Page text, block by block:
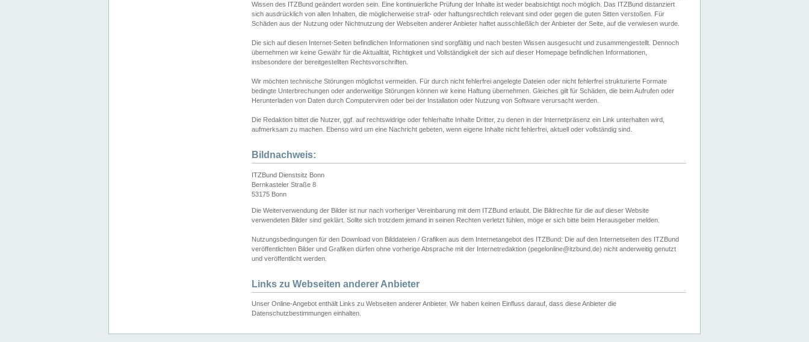
Wissen des ITZBund geändert worden sein. Eine kontinuierliche Prüfung der Inhalte ist weder beabsichtigt noch möglich. Das ITZBund distanziert
sich ausdrücklich von allen Inhalten, die möglicherweise straf- oder haftungsrechtlich relevant sind oder gegen die guten Sitten verstoßen. Für
Schäden aus der Nutzung oder Nichtnutzung der Webseiten anderer Anbieter haftet ausschließlich der Anbieter der Seite, auf die verwiesen wurde.
Die sich auf diesen Internet-Seiten befindlichen Informationen sind sorgfältig und nach besten Wissen ausgesucht und zusammengestellt. Dennoch
übernehmen wir keine Gewähr für die Aktualität, Richtigkeit und Vollständigkeit der sich auf dieser Homepage befindlichen Informationen,
insbesondere der bereitgestellten Rechtsvorschriften.
Wir möchten technische Störungen möglichst vermeiden. Für durch nicht fehlerfrei angelegte Dateien oder nicht fehlerfrei strukturierte Formate
bedingte Unterbrechungen oder anderweitige Störungen können wir keine Haftung übernehmen. Gleiches gilt für Schäden, die beim Aufrufen oder
Herunterladen von Daten durch Computerviren oder bei der Installation oder Nutzung von Software verursacht werden.
Die Redaktion bittet die Nutzer, ggf. auf rechtswidrige oder fehlerhafte Inhalte Dritter, zu denen in der Internetpräsenz ein Link unterhalten wird,
aufmerksam zu machen. Ebenso wird um eine Nachricht gebeten, wenn eigene Inhalte nicht fehlerfrei, aktuell oder vollständig sind.
Bildnachweis:
ITZBund Dienstsitz Bonn
Bernkasteler Straße 8
53175 Bonn
Die Weiterverwendung der Bilder ist nur nach vorheriger Vereinbarung mit dem ITZBund erlaubt. Die Bildrechte für die auf dieser Website
verwendeten Bilder sind geklärt. Sollte sich trotzdem jemand in seinen Rechten verletzt fühlen, möge er sich bitte beim Herausgeber melden.
Nutzungsbedingungen für den Download von Bilddateien / Grafiken aus dem Internetangebot des ITZBund: Die auf den Internetseiten des ITZBund
veröffentlichten Bilder und Grafiken dürfen ohne vorherige Absprache mit der Internetredaktion (pegelonline@itzbund.de) nicht anderweitig genutzt
und veröffentlicht werden.
Links zu Webseiten anderer Anbieter
Unser Online-Angebot enthält Links zu Webseiten anderer Anbieter. Wir haben keinen Einfluss darauf, dass diese Anbieter die
Datenschutzbestimmungen einhalten.